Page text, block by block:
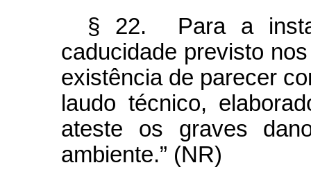
§ 22. Para a
caducidade previsto
existência de parecer
laudo técnico,
ateste os graves
ambiente.” (NR)